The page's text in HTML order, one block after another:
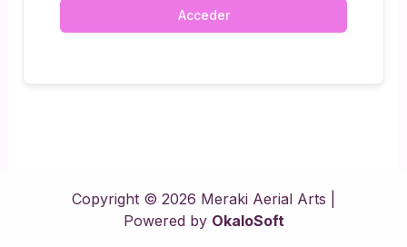
Acceder
Copyright © 2026 Meraki Aerial Arts |
Powered by OkaloSoft